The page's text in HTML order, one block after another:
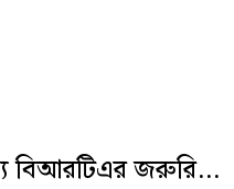
বিআরটিএর জরুরি...